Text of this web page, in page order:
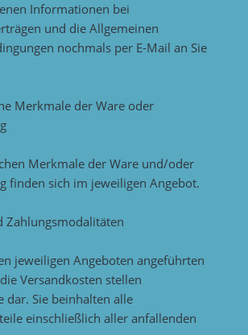
Informationen bei
und die Allgemeinen
nochmals per E-Mail an Sie
Merkmale der Ware oder
Merkmale der Ware und/oder
finden sich im jeweiligen Angebot.
Zahlungsmodalitäten
jeweiligen Angeboten angeführten
Versandkosten stellen
dar. Sie beinhalten alle
einschließlich aller anfallenden